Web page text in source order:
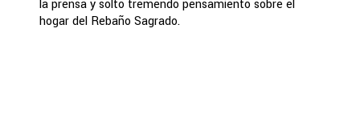
la prensa y soltó tremendo pensamiento sobre el
hogar del Rebaño Sagrado.